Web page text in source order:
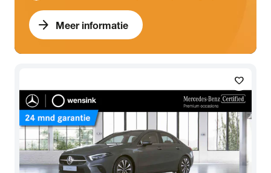
arrow_forward Meer informatie
favorite